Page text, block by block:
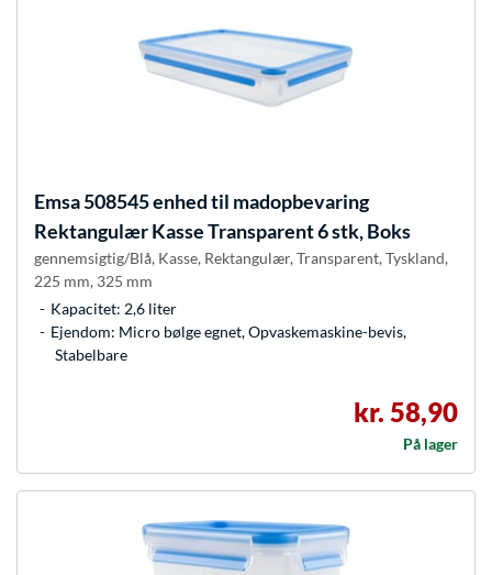
Emsa508545 enhed til madopbevaring
Rektangulær Kasse Transparent 6 stk, Boks
gennemsigtig/Blå, Kasse, Rektangulær, Transparent, Tyskland,
225 mm, 325 mm
Kapacitet: 2,6 liter
Ejendom: Micro bølge egnet, Opvaskemaskine-bevis,
Stabelbare
kr. 58,90
På lager